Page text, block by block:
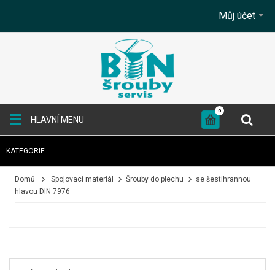
Můj účet
HLAVNÍ MENU
0
KATEGORIE
SPOJOVACÍ MATERIÁL
+
Domů Spojovací materiál Šrouby do plechu
se šestihrannou
hlavou DIN 7976